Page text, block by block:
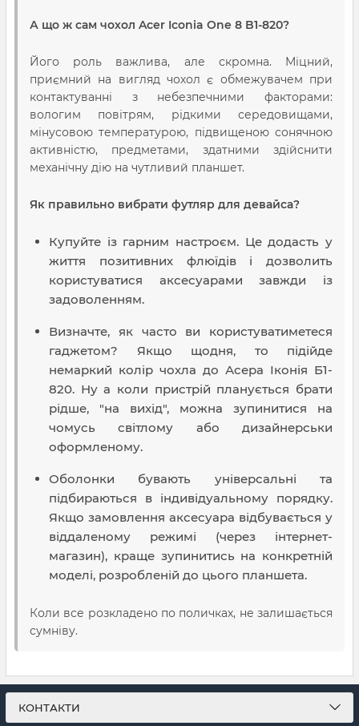
А що ж сам чохол Acer Iconia One 8 B1-820?
Його роль важлива, але скромна. Міцний,
приємний на вигляд чохол є обмежувачем при
контактуванні з небезпечними факторами:
вологим повітрям, рідкими середовищами,
мінусовою температурою, підвищеною сонячною
активністю, предметами, здатними здійснити
механічну дію на чутливий планшет.
Як правильно вибрати футляр для девайса?
Купуйте із гарним настроєм. Це додасть у
життя позитивних флюїдів і дозволить
користуватися аксесуарами завжди із
задоволенням.
Визначте, як часто ви користуватиметеся
гаджетом? Якщо щодня, то підійде
немаркий колір чохла до Асера Іконія Б1-
820. Ну а коли пристрій планується брати
рідше, "на вихід", можна зупинитися на
чомусь світлому або дизайнерськи
оформленому.
Оболонки бувають універсальні та
підбираються в індивідуальному порядку.
Якщо замовлення аксесуара відбувається у
віддаленому режимі (через інтернет-
магазин), краще зупинитись на конкретній
моделі, розробленій до цього планшета.
Коли все розкладено по поличках, не залишається
сумніву.
КОНТАКТИ